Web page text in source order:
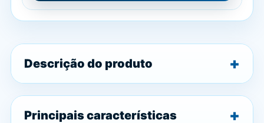
Descrição do produto
Principais características